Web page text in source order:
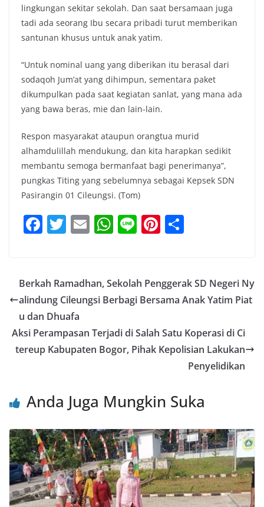
lingkungan sekitar sekolah. Dan saat bersamaan juga
tadi ada seorang Ibu secara pribadi turut memberikan
santunan khusus untuk anak yatim.
“Untuk nominal uang yang diberikan itu berasal dari
sodaqoh Jum’at yang dihimpun, sementara paket
dikumpulkan pada saat kegiatan sanlat, yang mana ada
yang bawa beras, mie dan lain-lain.
Respon masyarakat ataupun orangtua murid
alhamdulillah mendukung, dan kita harapkan sedikit
membantu semoga bermanfaat bagi penerimanya”,
pungkas Titing yang sebelumnya sebagai Kepsek SDN
Pasirangin 01 Cileungsi. (Tom)
F
e
b
o
o
k
T
er
E
l
W
s
A
p
Li Pi
e
st
e
Berkah Ramadhan, Sekolah Penggerak SD Negeri Ny
alindung Cileungsi Berbagi Bersama Anak Yatim Piat
u dan Dhuafa
Aksi Perampasan Terjadi di Salah Satu Koperasi di Ci
tereup Kabupaten Bogor, Pihak Kepolisian Lakukan
Penyelidikan
Anda Juga Mungkin Suka